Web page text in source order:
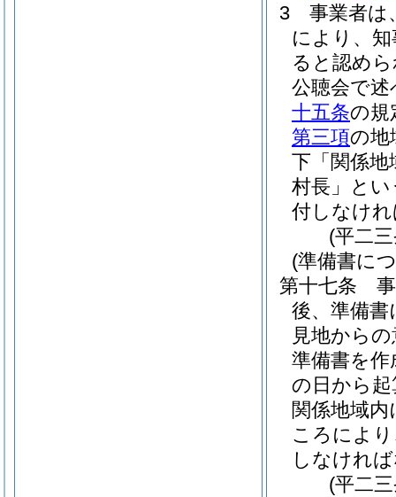
3
事業者は
により、
ると認め
公聴会で
十五条の規
第三項の地
下「関係地
村長」とい
付しなけ
(平二
(準備書に
第十七条
後、準備
見地から
準備書を
の日から
関係地域
ころによ
しなけれ
(平二